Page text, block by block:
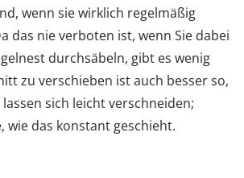
wenn sie wirklich regelmäßig
das nie verboten ist, wenn Sie dabei
durchsäbeln, gibt es wenig
zu verschieben ist auch besser so,
sich leicht verschneiden;
wie das konstant geschieht.